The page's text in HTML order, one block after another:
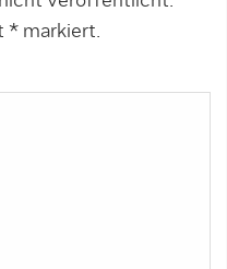
* markiert.